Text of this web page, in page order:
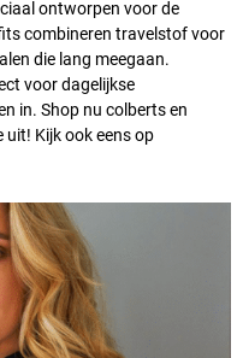
ontworpen voor de
combineren travelstofvoor
die lang meegaan.
voor dagelijkse
in. Shop nu colberts en
uit! Kijk ook eens op